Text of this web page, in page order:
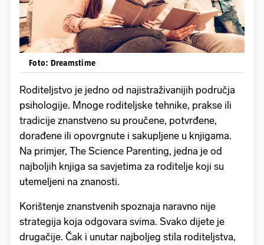
Foto: Dreamstime
Roditeljstvo je jedno od najistraživanijih područja
psihologije. Mnoge roditeljske tehnike, prakse ili
tradicije znanstveno su proučene, potvrđene,
dorađene ili opovrgnute i sakupljene u knjigama.
Na primjer, The Science Parenting, jedna je od
najboljih knjiga sa savjetima za roditelje koji su
utemeljeni na znanosti.
Korištenje znanstvenih spoznaja naravno nije
strategija koja odgovara svima. Svako dijete je
drugačije. Čak i unutar najboljeg stila roditeljstva,